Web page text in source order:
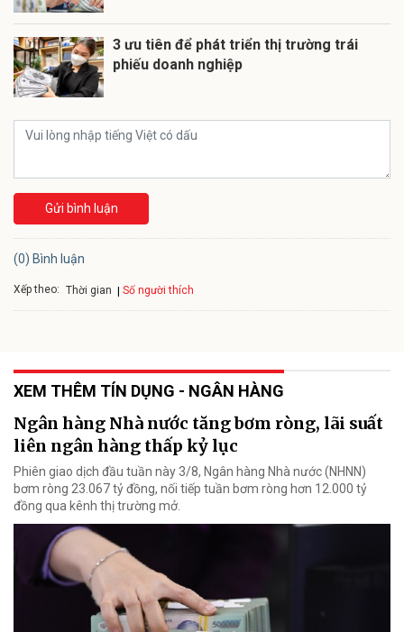
3 ưu tiên để phát triển thị trường trái
phiếu doanh nghiệp
Gửi bình luận
(0) Bình luận
Xếp theo: Thời gian Số người thích
XEM THÊM TÍN DỤNG - NGÂN HÀNG
Ngân hàng Nhà nước tăng bơm ròng, lãi suất
liên ngân hàng thấp kỷ lục
Phiên giao dịch đầu tuần này 3/8, Ngân hàng Nhà nước (NHNN)
bơm ròng 23.067 tỷ đồng, nối tiếp tuần bơm ròng hơn 12.000 tỷ
đồng qua kênh thị trường mở.